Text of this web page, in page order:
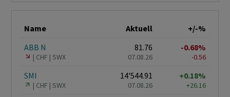
Name Aktuell
+/-%
ABB N
CHF SWX
81.76
07.08.26
-0.68%
-0.56
SMI
CHF SWX
14'544.91
07.08.26
+0.18%
+26.16